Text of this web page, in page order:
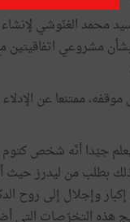
محمد الغنّوشي
مشروعي اتفاقيتين
موقفه، ممتنعا عن
جيّدا أنّه شخص كتوم
وإجلال إلى روح